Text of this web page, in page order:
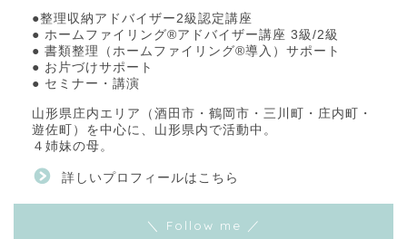
●整理収納アドバイザー2級認定講座
● ホームファイリング®アドバイザー講座 3級/2級
● 書類整理（ホームファイリング®導入）サポート
● お片づけサポート
● セミナー・講演
山形県庄内エリア（酒田市・鶴岡市・三川町・庄内町・
遊佐町）を中心に、山形県内で活動中。
４姉妹の母。
詳しいプロフィールはこちら
＼ Follow me ／